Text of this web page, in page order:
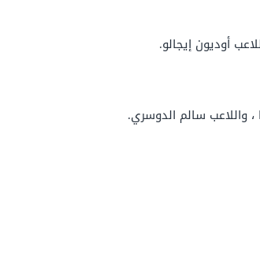
أوديون إيجالو.
، واللاعب سالم الدوسري.